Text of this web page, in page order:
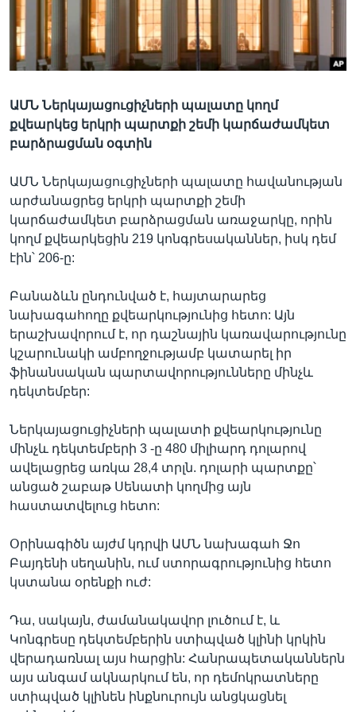
Լեզուներ
ԱՄՆ Ներկայացուցիչների պալատը կողմ
քվեարկեց երկրի պարտքի շեմի կարճաժամկետ
բարձրացման օգտին
ԱՄՆ Ներկայացուցիչների պալատը հավանության
արժանացրեց երկրի պարտքի շեմի
կարճաժամկետ բարձրացման առաջարկը, որին
կողմ քվեարկեցին 219 կոնգրեսականներ, իսկ դեմ
էին՝ 206-ը:
Բանաձևն ընդունված է, հայտարարեց
նախագահողը քվեարկությունից հետո: Այն
երաշխավորում է, որ դաշնային կառավարությունը
կշարունակի ամբողջությամբ կատարել իր
ֆինանսական պարտավորությունները մինչև
դեկտեմբեր:
Ներկայացուցիչների պալատի քվեարկությունը
մինչև դեկտեմբերի 3 -ը 480 միլիարդ դոլարով
ավելացրեց առկա 28,4 տրլն. դոլարի պարտքը՝
անցած շաբաթ Սենատի կողմից այն
հաստատվելուց հետո:
Օրինագիծն այժմ կդրվի ԱՄՆ նախագահ Ջո
Բայդենի սեղանին, ում ստորագրությունից հետո
կստանա օրենքի ուժ:
Դա, սակայն, ժամանակավոր լուծում է, և
Կոնգրեսը դեկտեմբերին ստիպված կլինի կրկին
վերադառնալ այս հարցին: Հանրապետականներն
այս անգամ ակնարկում են, որ դեմոկրատները
ստիպված կլինեն ինքնուրույն անցկացնել